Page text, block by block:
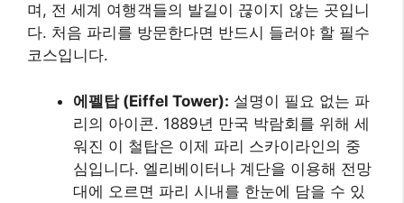
며, 전 세계 여행객들의 발길이 끊이지 않는 곳입니
다. 처음 파리를 방문한다면 반드시 들러야 할 필수
코스입니다.
에펠탑 (Eiffel Tower): 설명이 필요 없는 파
리의 아이콘. 1889년 만국 박람회를 위해 세
워진 이 철탑은 이제 파리 스카이라인의 중
심입니다. 엘리베이터나 계단을 이용해 전망
대에 오르면 파리 시내를 한눈에 담을 수 있